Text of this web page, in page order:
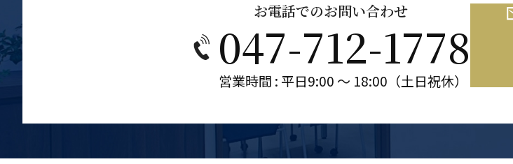
お電話でのお問い合わせ
047-712-1778
営業時間 : 平日9:00 ～ 18:00（土日祝休）